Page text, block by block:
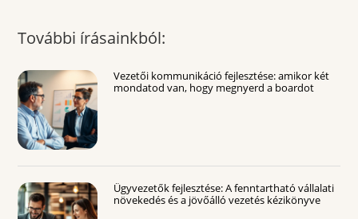
További írásainkból:
Vezetői kommunikáció fejlesztése: amikor két
mondatod van, hogy megnyerd a boardot
Ügyvezetők fejlesztése: A fenntartható vállalati
növekedés és a jövőálló vezetés kézikönyve